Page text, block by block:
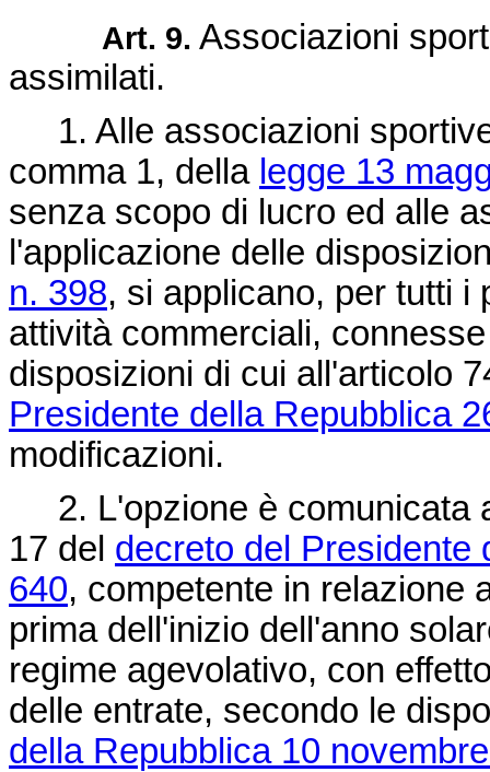
Art. 9. Associazioni
assimilati.
1. Alle associazioni
comma 1, della legge 13
senza scopo di lucro ed alle
l'applicazione delle
n. 398, si applicano, per tutti i
attività commerciali,
disposizioni di cui all'articolo
Presidente della Repubblica
modificazioni.
2. L'opzione è comunicata
17 del decreto del Presidente
640, competente in relazione
prima dell'inizio dell'anno
regime agevolativo, con
delle entrate, secondo le
della Repubblica 10